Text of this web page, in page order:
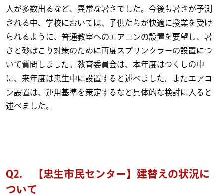
人が多数出るなど、異常な暑さでした。今後も暑さが予測
される中、学校においては、子供たちが快適に授業を受け
られるように、普通教室へのエアコンの設置を要望し、暑
さと砂ぼこり対策のために再度スプリンクラーの設置につ
いて質問しました。教育委員会は、本年度はつくしの中
に、来年度は忠生中に設置すると述べました。またエアコ
ン設置は、運用基準を策定するなど具体的な検討に入ると
述べました。
Q2. 【忠生市民センター】建替えの状況に
ついて